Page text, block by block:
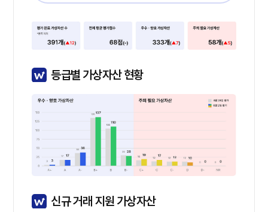
등급별 가상자산 현황
신규 거래 지원 가상자산